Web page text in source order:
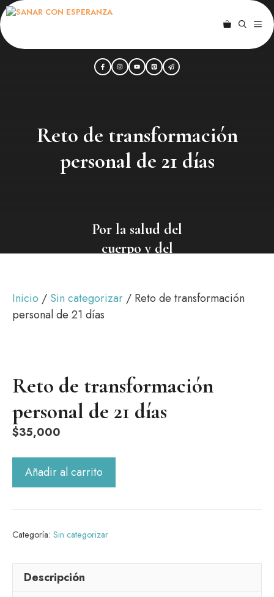
Saltar
al
contenido
Reto de transformación
personal de 21 días
Por la salud del
cuerpo y del
Inicio / Sin categorizar / Reto de transformación
personal de 21 días
Reto de transformación
personal de 21 días
$35,000
Reto
personal
de
días
cantidad
Añadir al carrito
Categoría: Sin categorizar
Descripción